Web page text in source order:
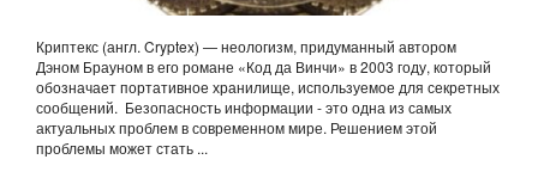
Криптекс (англ. Cryptex) — неологизм, придуманный автором
Дэном Брауном в его романе «Код да Винчи» в 2003 году, который
обозначает портативное хранилище, используемое для секретных
сообщений. Безопасность информации - это одна из самых
актуальных проблем в современном мире. Решением этой
проблемы может стать ...